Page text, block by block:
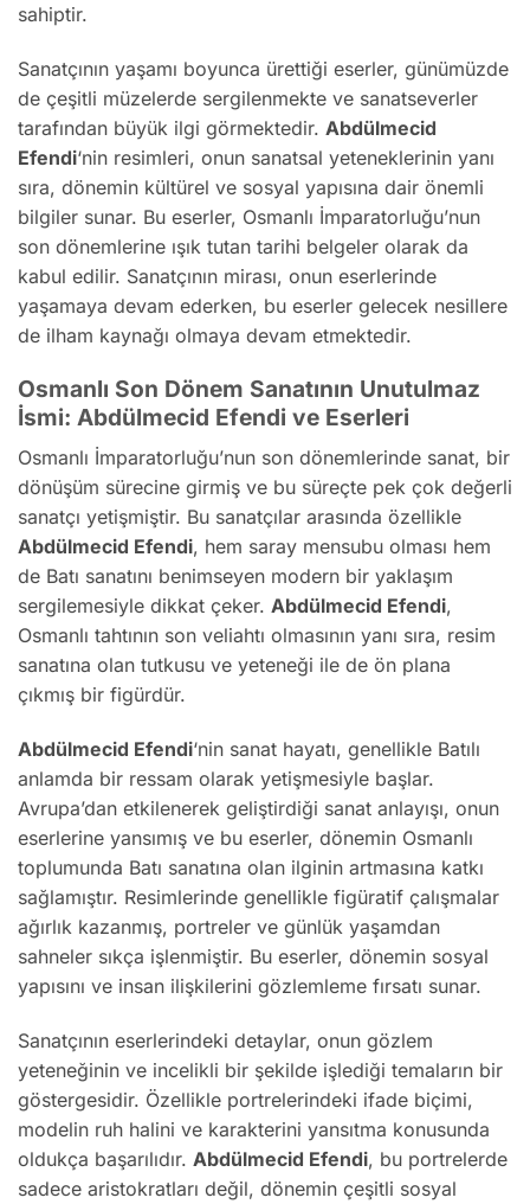
sahiptir.
Sanatçının yaşamı boyunca ürettiği eserler, günümüzde
de çeşitli müzelerde sergilenmekte ve sanatseverler
tarafından büyük ilgi görmektedir. Abdülmecid
Efendi‘nin resimleri, onun sanatsal yeteneklerinin yanı
sıra, dönemin kültürel ve sosyal yapısına dair önemli
bilgiler sunar. Bu eserler, Osmanlı İmparatorluğu’nun
son dönemlerine ışık tutan tarihi belgeler olarak da
kabul edilir. Sanatçının mirası, onun eserlerinde
yaşamaya devam ederken, bu eserler gelecek nesillere
de ilham kaynağı olmaya devam etmektedir.
Osmanlı Son Dönem Sanatının Unutulmaz
İsmi: Abdülmecid Efendi ve Eserleri
Osmanlı İmparatorluğu’nun son dönemlerinde sanat, bir
dönüşüm sürecine girmiş ve bu süreçte pek çok değerli
sanatçı yetişmiştir. Bu sanatçılar arasında özellikle
Abdülmecid Efendi, hem saray mensubu olması hem
de Batı sanatını benimseyen modern bir yaklaşım
sergilemesiyle dikkat çeker. Abdülmecid Efendi,
Osmanlı tahtının son veliahtı olmasının yanı sıra, resim
sanatına olan tutkusu ve yeteneği ile de ön plana
çıkmış bir figürdür.
Abdülmecid Efendi‘nin sanat hayatı, genellikle Batılı
anlamda bir ressam olarak yetişmesiyle başlar.
Avrupa’dan etkilenerek geliştirdiği sanat anlayışı, onun
eserlerine yansımış ve bu eserler, dönemin Osmanlı
toplumunda Batı sanatına olan ilginin artmasına katkı
sağlamıştır. Resimlerinde genellikle figüratif çalışmalar
ağırlık kazanmış, portreler ve günlük yaşamdan
sahneler sıkça işlenmiştir. Bu eserler, dönemin sosyal
yapısını ve insan ilişkilerini gözlemleme fırsatı sunar.
Sanatçının eserlerindeki detaylar, onun gözlem
yeteneğinin ve incelikli bir şekilde işlediği temaların bir
göstergesidir. Özellikle portrelerindeki ifade biçimi,
modelin ruh halini ve karakterini yansıtma konusunda
oldukça başarılıdır. Abdülmecid Efendi, bu portrelerde
sadece aristokratları değil, dönemin çeşitli sosyal